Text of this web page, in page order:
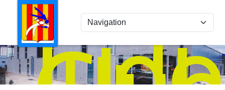
Panneau de gestion des cookies